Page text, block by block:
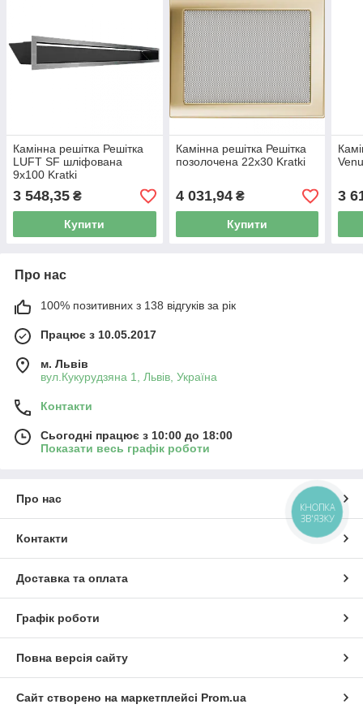
Камінна решітка Решітка
LUFT SF шліфована
9x100 Kratki
3 548,35 ₴
Купити
Камінна решітка Решітка
позолочена 22x30 Kratki
4 031,94₴
Купити
3
Про нас
100% позитивних з 138 відгуків за рік
Працює з 10.05.2017
м. Львів
вул.Кукурудзяна 1, Львів, Україна
Контакти
Сьогодні працює з 10:00 до 18:00
Показати весь графік роботи
Про нас
Контакти
Доставка та оплата
Графік роботи
Повна версія сайту
Сайт створено на маркетплейсі Prom.ua
КНОПКА
ЗВ'ЯЗКУ